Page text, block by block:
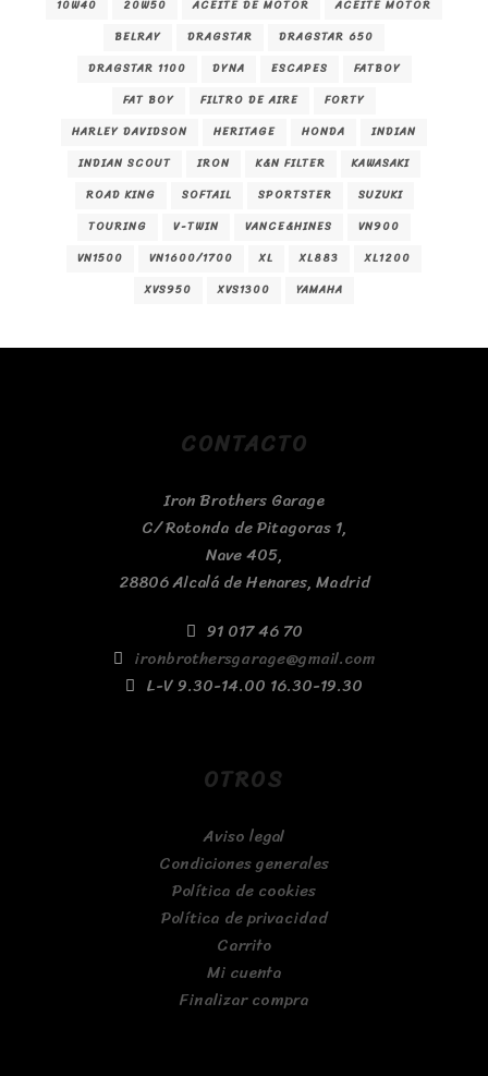
10W40 20W50 ACEITE DE MOTOR
ACEITE MOTOR
BELRAY
DRAGSTAR
DRAGSTAR 650
DRAGSTAR 1100
DYNA ESCAPES
FATBOY
FAT BOY
FILTRO DE AIRE
FORTY
HARLEY DAVIDSON
HERITAGE HONDA
INDIAN
INDIAN SCOUT
IRON K&N FILTER
KAWASAKI
ROAD KING
SOFTAIL SPORTSTER
SUZUKI
TOURING
V-TWIN VANCE&HINES
VN900
VN1500
VN1600/1700 XL XL883
XL1200
XVS950
XVS1300 YAMAHA
CONTACTO
Iron Brothers Garage
C/ Rotonda de Pitagoras 1,
Nave 405,
28806 Alcalá de Henares, Madrid
91 017 46 70
ironbrothersgarage@gmail.com
L-V 9.30-14.00 16.30-19.30
OTROS
Aviso legal
Condiciones generales
Política de cookies
Política de privacidad
Carrito
Mi cuenta
Finalizar compra